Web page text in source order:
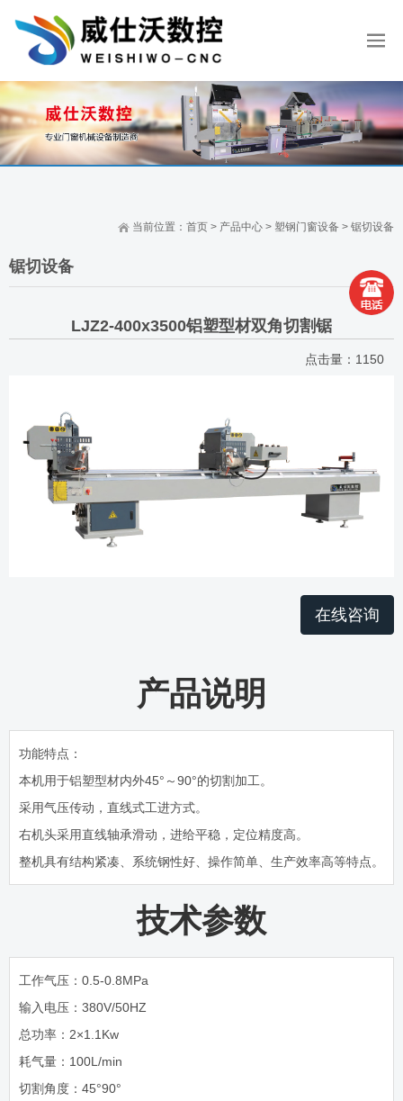
当前位置： 首页 > 产品中心 > 塑钢门窗设备 > 锯切设备
锯切设备
LJZ2-400x3500铝塑型材双角切割锯
点击量： 1150
在线咨询
产品说明
功能特点：
本机用于铝塑型材内外45°～90°的切割加工。
采用气压传动，直线式工进方式。
右机头采用直线轴承滑动，进给平稳，定位精度高。
整机具有结构紧凑、系统钢性好、操作简单、生产效率高等特点。
技术参数
工作气压：0.5-0.8MPa
输入电压：380V/50HZ
总功率：2×1.1Kw
耗气量：100L/min
切割角度：45°90°